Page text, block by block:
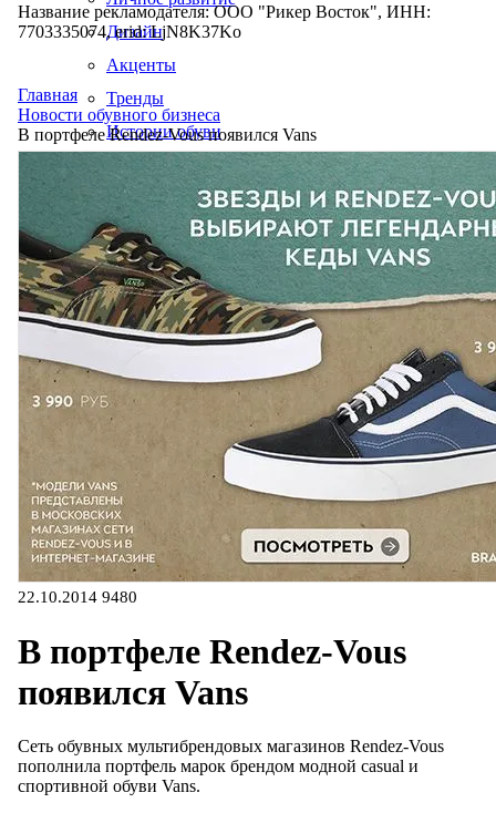
Дизайн
Акценты
Тренды
Истории обуви
Производство
Название рекламодателя: ООО "Рикер Восток", ИНН:
7703335074, erid: LjN8K37Ko
Главная
Новости обувного бизнеса
В портфеле Rendez-Vous появился Vans
22.10.2014 9480
В портфеле Rendez-Vous
появился Vans
Сеть обувных мультибрендовых магазинов Rendez-Vous
пополнила портфель марок брендом модной casual и
спортивной обуви Vans.